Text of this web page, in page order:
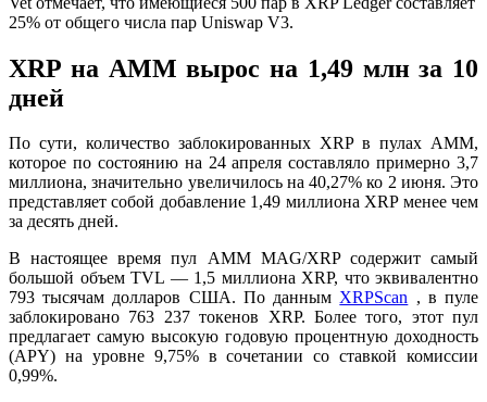
25% от общего числа пар Uniswap V3.
XRP на AMM вырос на 1,49 млн за 10
дней
По сути, количество заблокированных XRP в пулах AMM,
которое по состоянию на 24 апреля составляло примерно 3,7
миллиона, значительно увеличилось на 40,27% ко 2 июня. Это
представляет собой добавление 1,49 миллиона XRP менее чем
за десять дней.
В настоящее время пул AMM MAG/XRP содержит самый
большой объем TVL — 1,5 миллиона XRP, что эквивалентно
793 тысячам долларов США. По даннымXRPScan , в пуле
заблокировано 763 237 токенов XRP. Более того, этот пул
предлагает самую высокую годовую процентную доходность
(APY) на уровне 9,75% в сочетании со ставкой комиссии
0,99%.